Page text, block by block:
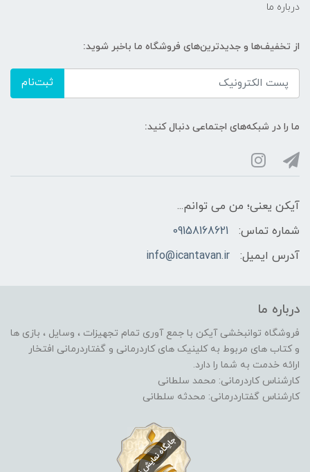
درباره ما
از تخفیف‌ها و جدیدترین‌های فروشگاه ما باخبر شوید:
ثبت‌نام
ما را در شبکه‌های اجتماعی دنبال کنید:
آیکن یعنی؛ من می توانم...
شماره تماس:
09158168621
آدرس ایمیل:
info@icantavan.ir
درباره ما
فروشگاه توانبخشی آیکن با جمع آوری تمام تجهیزات ، وسایل ، بازی ها
و کتاب های مربوط به کلینیک های کاردرمانی و گفتاردرمانی افتخار
ارائه خدمت به شما را دارد.
کارشناس کاردرمانی: محمد سلطانی
کارشناس گفتاردرمانی: محدثه سلطانی